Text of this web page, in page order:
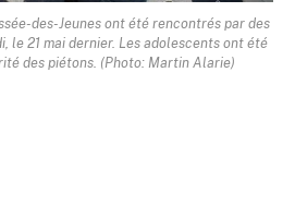
des-Jeunes ont été rencontrés par des
le 21 mai dernier. Les adolescents ont été
des piétons. (Photo: Martin Alarie)